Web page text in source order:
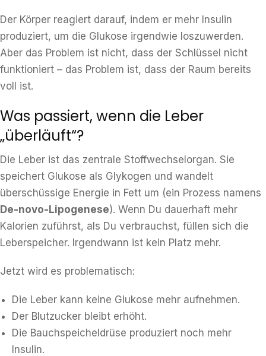
Der Körper reagiert darauf, indem er mehr Insulin
produziert, um die Glukose irgendwie loszuwerden.
Aber das Problem ist nicht, dass der Schlüssel nicht
funktioniert – das Problem ist, dass der Raum bereits
voll ist.
Was passiert, wenn die Leber
„überläuft“?
Die Leber ist das zentrale Stoffwechselorgan. Sie
speichert Glukose als Glykogen und wandelt
überschüssige Energie in Fett um (ein Prozess namens
De-novo-Lipogenese). Wenn Du dauerhaft mehr
Kalorien zuführst, als Du verbrauchst, füllen sich die
Leberspeicher. Irgendwann ist kein Platz mehr.
Jetzt wird es problematisch:
Die Leber kann keine Glukose mehr aufnehmen.
Der Blutzucker bleibt erhöht.
Die Bauchspeicheldrüse produziert noch mehr
Insulin.